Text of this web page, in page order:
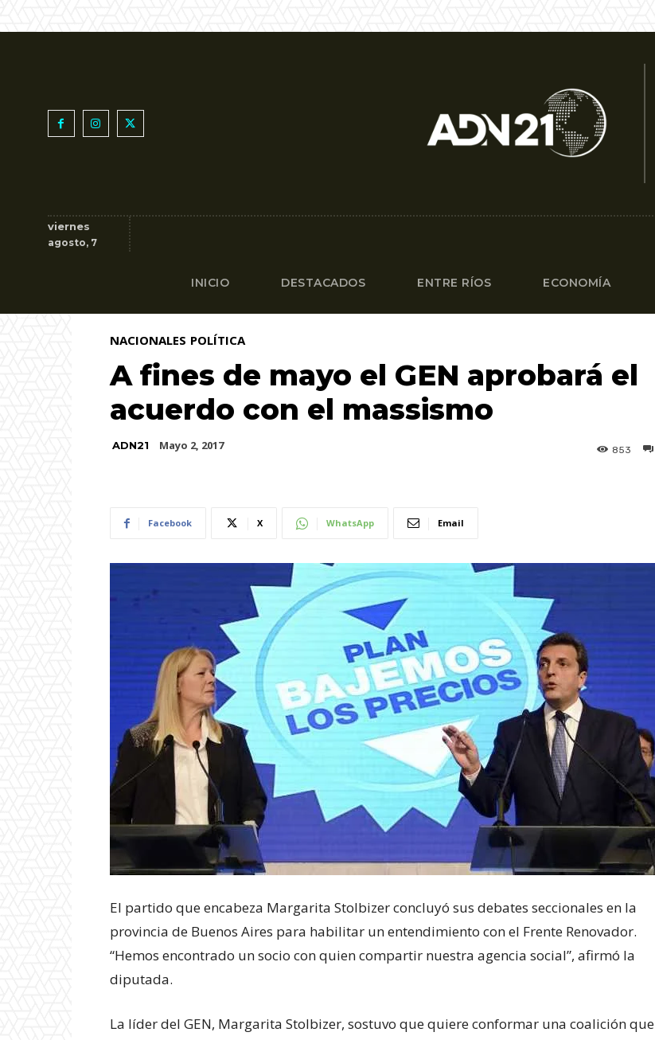
viernes
agosto, 7
INICIO DESTACADOS ENTRE RÍOS ECONOMÍA
NACIONALES POLÍTICA
A fines de mayo el GEN aprobará el
acuerdo con el massismo
ADN21 Mayo 2, 2017 853
Facebook X WhatsApp Email
El partido que encabeza Margarita Stolbizer concluyó sus debates seccionales en la
provincia de Buenos Aires para habilitar un entendimiento con el Frente Renovador.
“Hemos encontrado un socio con quien compartir nuestra agencia social”, afirmó la
diputada.
La líder del GEN, Margarita Stolbizer, sostuvo que quiere conformar una coalición que